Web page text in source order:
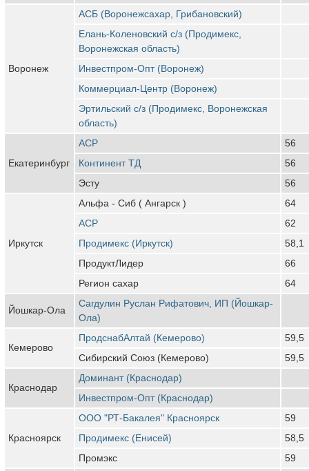
Воронеж
АСБ (Воронежсахар, Грибановский)
Елань-Коленовский с/з (Продимекс,
Воронежская область)
Инвестпром-Опт (Воронеж)
Коммерциал-Центр (Воронеж)
Эртильский с/з (Продимекс, Воронежская
область)
Екатеринбург
АСР
56
Континент ТД
56
Эсту
56
Иркутск
Альфа - Сиб ( Ангарск )
64
АСР
62
Продимекс (Иркутск)
58,1
ПродуктЛидер
66
Регион сахар
64
Йошкар-Ола
Сагдулин Руслан Рифатович, ИП (Йошкар-
Ола)
Кемерово
ПродснабАлтай (Кемерово)
59,5
Сибирский Союз (Кемерово)
59,5
Краснодар
Доминант (Краснодар)
Инвестпром-Опт (Краснодар)
Красноярск
ООО "РТ-Бакалея" Красноярск
59
Продимекс (Енисей)
58,5
Промэкс
59